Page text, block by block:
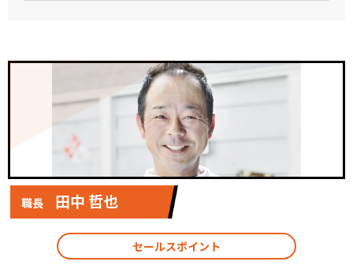
職⻑ 田中 哲也
セールスポイント